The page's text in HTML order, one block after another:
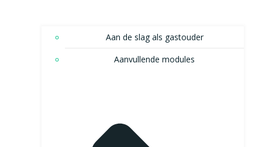
Aan de slag als gastouder
Aanvullende modules